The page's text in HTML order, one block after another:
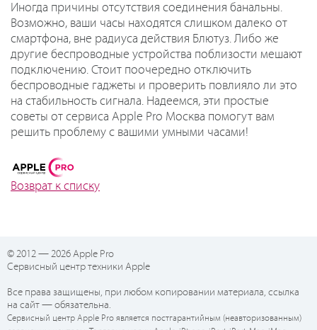
Иногда причины отсутствия соединения банальны.
Возможно, ваши часы находятся слишком далеко от
смартфона, вне радиуса действия Блютуз. Либо же
другие беспроводные устройства поблизости мешают
подключению. Стоит поочередно отключить
беспроводные гаджеты и проверить повлияло ли это
на стабильность сигнала. Надеемся, эти простые
советы от сервиса Apple Pro Москва помогут вам
решить проблему с вашими умными часами!
Возврат к списку
© 2012 — 2026 Apple Pro
Сервисный центр техники Apple
Все права защищены, при любом копировании материала, ссылка
на сайт — обязательна.
Сервисный центр Apple Pro является постгарантийным (неавторизованным)